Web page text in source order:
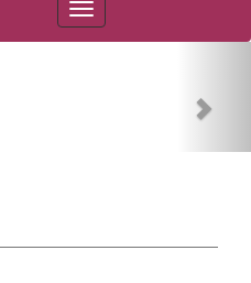
PAOT